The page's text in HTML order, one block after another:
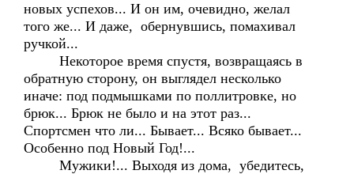
новых успехов... И он им, очевидно, желал
того же... И даже, обернувшись, помахивал
ручкой...
Некоторое время спустя, возвращаясь в
обратную сторону, он выглядел несколько
иначе: под подмышками по поллитровке, но
брюк... Брюк не было и на этот раз...
Спортсмен что ли... Бывает... Всяко бывает...
Особенно под Новый Год!...
Мужики!... Выходя из дома, убедитесь,